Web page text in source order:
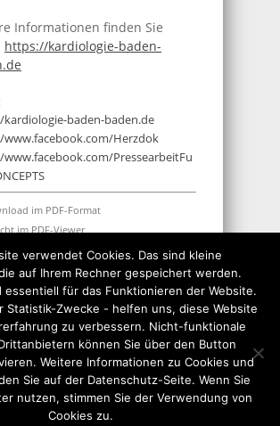
Informationen finden Sie
https://kardiologie-baden-
baden-baden.de
Herzdok
PressearbeitFu
im PDF-Format
im PDF-Viewer
im Word-Format
50+, 60+, FAMILIE,FRAUEN,
,MEDIZINTECHNIK,RATGEBER,
,VON ALLG. INTERESSE
verwendet Cookies. Das sind kleine
auf Ihrem Rechner gespeichert werden.
essentiell für das Funktionieren der Website.
Statistik-Zwecke - helfen uns, diese Website
zu verbessern. Nicht-funktionale
können Sie über den Button
Weitere Informationen zu Cookies und
Sie auf der Datenschutz-Seite. Wenn Sie
nutzen, stimmen Sie der Verwendung von
Cookies zu.